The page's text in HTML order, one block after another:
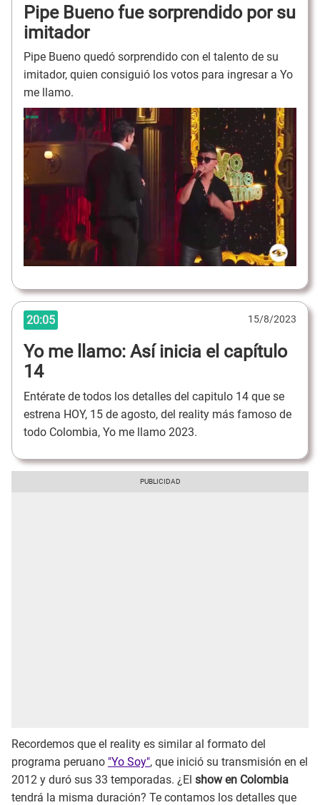
Pipe Bueno fue sorprendido por su
imitador
Pipe Bueno quedó sorprendido con el talento de su
imitador, quien consiguió los votos para ingresar a Yo
me llamo.
20:05 15/8/2023
Yo me llamo: Así inicia el capítulo
14
Entérate de todos los detalles del capitulo 14 que se
estrena HOY, 15 de agosto, del reality más famoso de
todo Colombia, Yo me llamo 2023.
Recordemos que el reality es similar al formato del
programa peruano "Yo Soy", que inició su transmisión en el
2012 y duró sus 33 temporadas. ¿El show en Colombia
tendrá la misma duración? Te contamos los detalles que